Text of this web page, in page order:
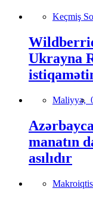
Keçmiş
Ukrayna
Maliyyə,
manatın
asılıdır